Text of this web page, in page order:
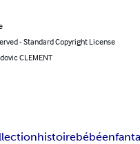
- Standard Copyright License
CLEMENT
histoirebébéenfant